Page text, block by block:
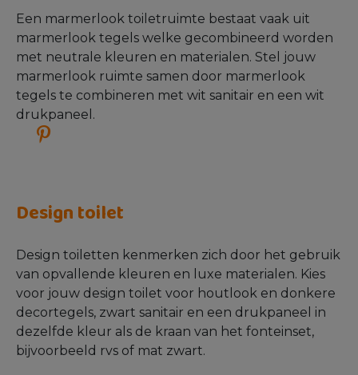
kleurrijke elementen natuurlijk niet ontbreken. Je
kunt kiezen voor een kleurrijk drukpaneel of juist
rust aanbrengen met een neutrale kleur. Kies
bijvoorbeeld voor een neutrale kleur tegels
gecombineerd met opvallende decortegels en
voeg daar wit sanitair en een wit bedieningspaneel